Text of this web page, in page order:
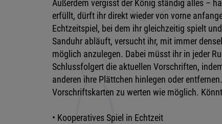
Außerdem vergisst der König ständig alles –
erfüllt, dürft ihr direkt wieder von vorne
Echtzeitspiel, bei dem ihr gleichzeitig spielt
Sanduhr abläuft, versucht ihr, mit immer
möglich anzulegen. Dabei müsst ihr in jeder
Schlussfolgert die aktuellen Vorschriften,
anderen ihre Plättchen hinlegen oder
Vorschriftskarten zu werten wie möglich.
• Kooperatives Spiel in Echtzeit